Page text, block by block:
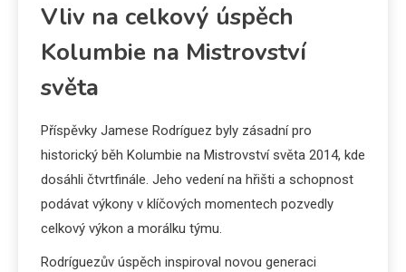
Vliv na celkový úspěch
Kolumbie na Mistrovství
světa
Příspěvky Jamese Rodríguez byly zásadní pro
historický běh Kolumbie na Mistrovství světa 2014, kde
dosáhli čtvrtfinále. Jeho vedení na hřišti a schopnost
podávat výkony v klíčových momentech pozvedly
celkový výkon a morálku týmu.
Rodríguezův úspěch inspiroval novou generaci